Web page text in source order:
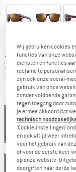
Oorspronkelijke prijs
€ 224,95
Prijs:
€ 179,96 incl. BTW
Gratis
Kleur:Black / Orange /
-20%
Maat:L
L
Wij gebruiken cookies
functies van onze
diensten en functies
reclame te
zijn ook onze social-
gebruik van onze
zonder voldoende
tegen toegang door
je ermee akkoord dat
technisch
‘Cookie-instellingen’
en ook altijd weer
voor het gebruik van
of voor de eerste keer
op onze website.
doorgiften naar derde